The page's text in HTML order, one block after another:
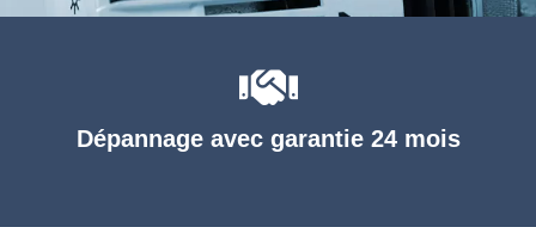
Dépannage avec garantie 24 mois